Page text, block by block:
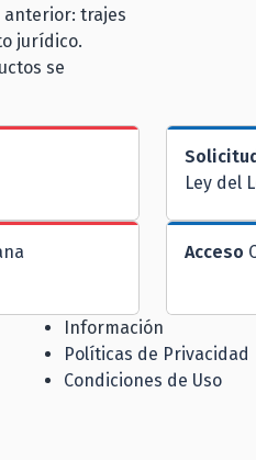
anterior: trajes
jurídico.
se
Ley del
Acceso
Información
Políticas de Privacidad
Condiciones de Uso